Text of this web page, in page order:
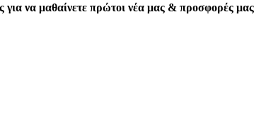
να μαθαίνετε πρώτοι νέα μας & προσφορές μας